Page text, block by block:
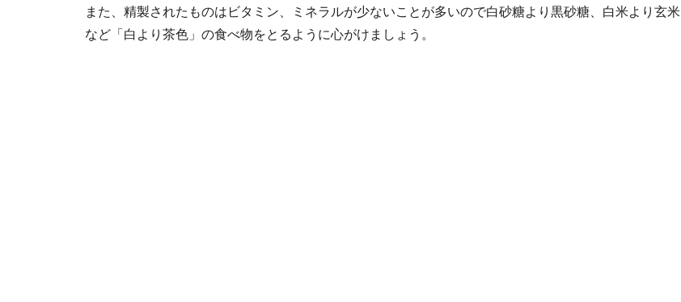
また、精製されたものはビタミン、ミネラルが少ないことが多いので白砂糖より黒砂糖、白米より玄米
など「白より茶色」の食べ物をとるように心がけましょう。